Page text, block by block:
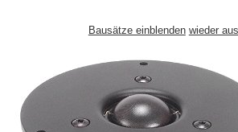
Bausätze einblenden wieder